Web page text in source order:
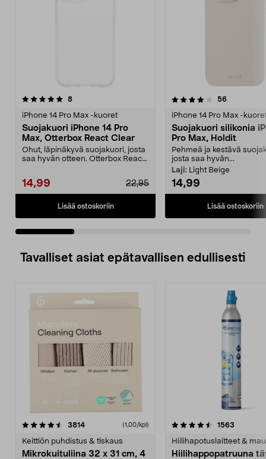
8arvostelut
iPhone 14 Pro Max -kuoret
Suojakuori iPhone 14 Pro
Max, Otterbox React Clear
Ohut, läpinäkyvä suojakuori, josta
saa hyvän otteen. Otterbox React
14,99 22,95
Lisää ostoskoriin
4.0 viidestä
56arvostelut
iPhone 14 Pro Max -
Suojakuori silikonia
Pro Max, Holdit
Pehmeä ja kestävä
josta saa hyvän...
Laji: Light Beige
14,99
Lisää ostoskoriin
3.5 viidestä
Tavalliset asiat epätavallisen edullisesti
3814arvostelut (1,00/kpl)
Keittiön puhdistus & tiskaus
Mikrokuituliina 32 x 31 cm, 4
4.5viidestä
1563
Hiilihapotuslaitteet &
Hiilihappopatruuna
4.5viidestä